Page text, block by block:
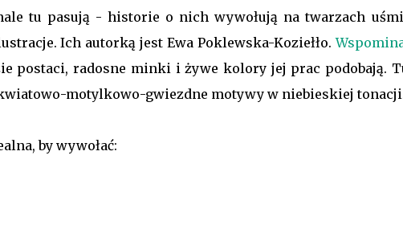
tu pasują - historie o nich wywołują na twarzach
Ich autorką jest Ewa Poklewska-Koziełło.
postaci, radosne minki i żywe kolory jej prac podobają.
motylkowo-gwiezdne motywy w niebieskiej
by wywołać: